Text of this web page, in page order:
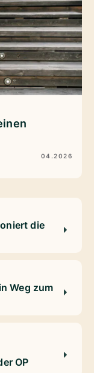
04.2026
die
Weg zum
OP